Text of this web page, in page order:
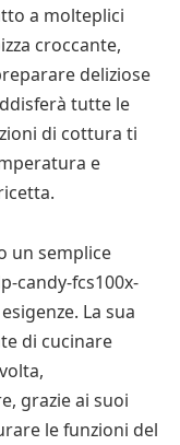
a molteplici
croccante,
deliziose
tutte le
di cottura ti
e
un semplice
candy-fcs100x-
La sua
di cucinare
grazie ai suoi
le funzioni del